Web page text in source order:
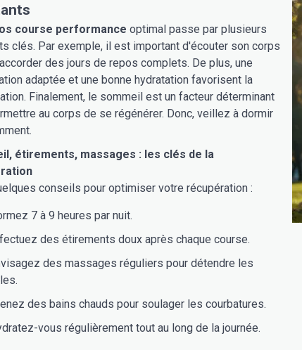
course performance optimal passe par plusieurs
clés. Par exemple, il est important d'écouter son corps
des jours de repos complets. De plus, une
adaptée et une bonne hydratation favorisent la
Finalement, le sommeil est un facteur déterminant
au corps de se régénérer. Donc, veillez à dormir
étirements, massages : les clés de la
conseils pour optimiser votre récupération :
7 à 9 heures par nuit.
des étirements doux après chaque course.
des massages réguliers pour détendre les
des bains chauds pour soulager les courbatures.
vous régulièrement tout au long de la journée.